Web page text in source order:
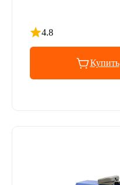
4.8
Рейтинг 4.8 из 5
Купить